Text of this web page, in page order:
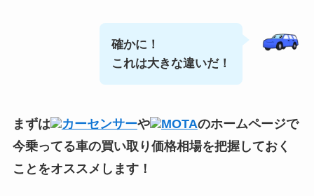
確かに！
これは大きな違いだ！
まずは カーセンサーや MOTAのホームページで
今乗ってる車の買い取り価格相場を把握しておく
ことをオススメします！